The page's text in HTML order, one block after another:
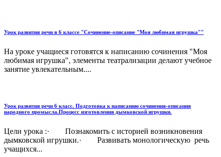
Урок развития речи в 6 классе "Сочинение-описание "Моя любимая игрушка""
На уроке учащиеся готовятся к написанию сочинения "Моя
любимая игрушка", элементы театрализации делают учебное
занятие увлекательным....
Урок развития речи 6 класс. Подготовка к написанию сочинения-описания
народного промысла.Процесс изготовления дымковской игрушки.
Цели урока :· Познакомить с историей возникновения
дымковской игрушки.· Развивать монологическую речь
учащихся...